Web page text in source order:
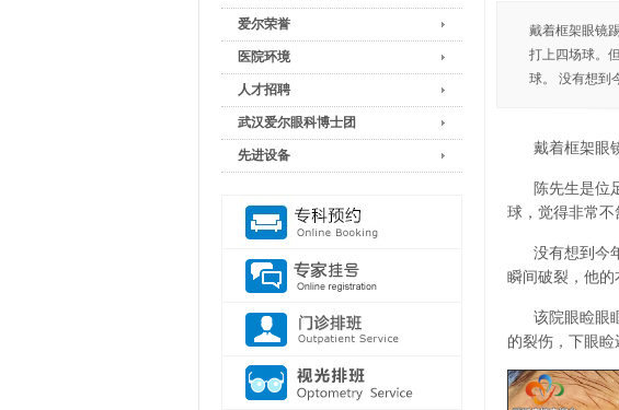
爱尔荣誉
医院环境
人才招聘
武汉爱尔眼科博士团
先进设备
戴着框架眼镜
打上四场球。
球。 没有想到
戴着框架眼
陈先生是位
球，觉得非常不
没有想到今
瞬间破裂，他的
该院眼睑眼
的裂伤，下眼睑